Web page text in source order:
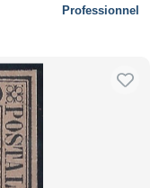
Professionnel